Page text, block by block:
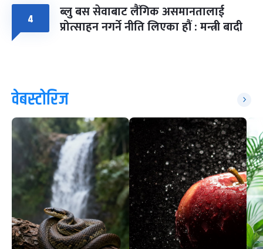
४ ब्लु बस सेवाबाट लैंगिक असमानतालाई
प्रोत्साहन नगर्ने नीति लिएका हौं : मन्त्री बादी
वेबस्टोरिज